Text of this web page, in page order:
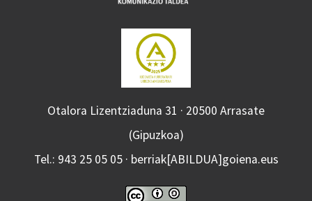
Otalora Lizentziaduna 31 · 20500 Arrasate
(Gipuzkoa)
Tel.: 943 25 05 05 · berriak[ABILDUA]goiena.eus